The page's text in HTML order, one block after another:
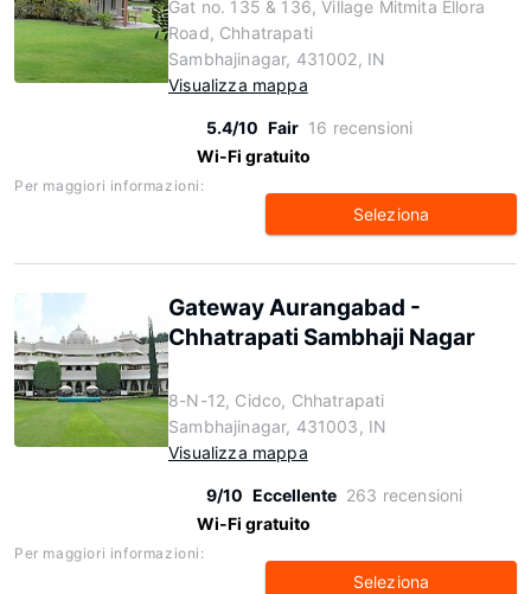
Gat no. 135 & 136, Village Mitmita Ellora
Road, Chhatrapati
Sambhajinagar, 431002, IN
Visualizza mappa
5.4/10 Fair 16 recensioni
Wi-Fi gratuito
Per maggiori informazioni:
Seleziona
Gateway Aurangabad -
Chhatrapati Sambhaji Nagar
8-N-12, Cidco, Chhatrapati
Sambhajinagar, 431003, IN
Visualizza mappa
9/10 Eccellente 263 recensioni
Wi-Fi gratuito
Per maggiori informazioni:
Seleziona